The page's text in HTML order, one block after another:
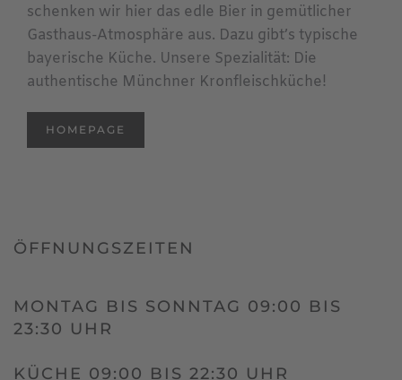
schenken wir hier das edle Bier in gemütlicher
Gasthaus-Atmosphäre aus. Dazu gibt’s typische
bayerische Küche. Unsere Spezialität: Die
authentische Münchner Kronfleischküche!
HOMEPAGE
ÖFFNUNGSZEITEN
MONTAG BIS SONNTAG 09:00 BIS
23:30 UHR
KÜCHE 09:00 BIS 22:30 UHR